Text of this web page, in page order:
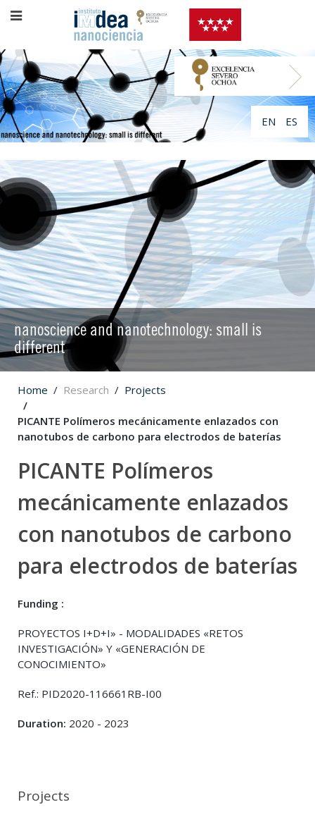
EN ES
nanoscience and nanotechnology: small is
different
Home Research Projects
PICANTE Polímeros mecánicamente enlazados con
nanotubos de carbono para electrodos de baterías
PICANTE Polímeros
mecánicamente enlazados
con nanotubos de carbono
para electrodos de baterías
Funding :
PROYECTOS I+D+I» - MODALIDADES «RETOS
INVESTIGACIÓN» Y «GENERACIÓN DE
CONOCIMIENTO»
Ref.: PID2020-116661RB-I00
Duration: 2020 - 2023
Projects